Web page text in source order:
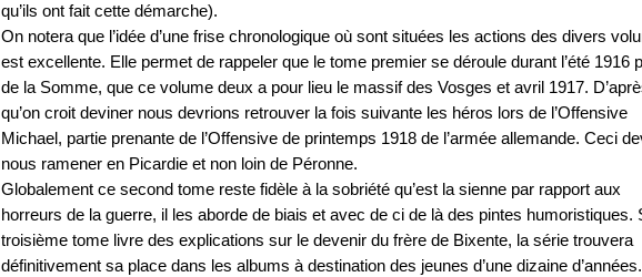
qu’ils ont fait cette démarche).
On notera que l’idée d’une frise chronologique où sont situées les actions des divers
est excellente. Elle permet de rappeler que le tome premier se déroule durant l’été 1916
de la Somme, que ce volume deux a pour lieu le massif des Vosges et avril 1917.
qu’on croit deviner nous devrions retrouver la fois suivante les héros lors de l’Offensive
Michael, partie prenante de l’Offensive de printemps 1918 de l’armée allemande. Ceci
nous ramener en Picardie et non loin de Péronne.
Globalement ce second tome reste fidèle à la sobriété qu’est la sienne par rapport aux
horreurs de la guerre, il les aborde de biais et avec de ci de là des pintes humoristiques.
troisième tome livre des explications sur le devenir du frère de Bixente, la série trouvera
définitivement sa place dans les albums à destination des jeunes d’une dizaine